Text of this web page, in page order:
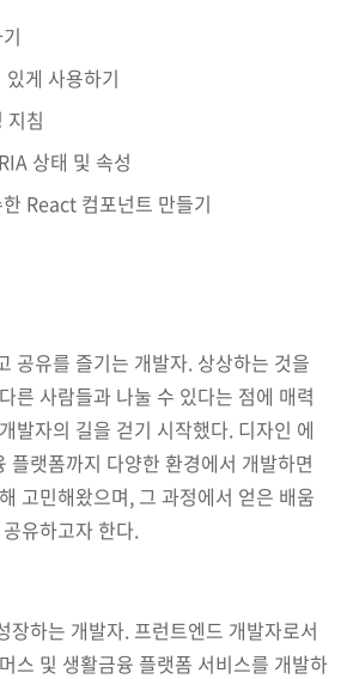
게 사용하기
지침
상태 및 속성
React 컴포넌트 만들기
공유를 즐기는 개발자. 상상하는 것을
른 사람들과 나눌 수 있다는 점에 매력
발자의 길을 걷기 시작했다. 디자인 에
플랫폼까지 다양한 환경에서 개발하면
고민해왔으며, 그 과정에서 얻은 배움
유하고자 한다.
장하는 개발자. 프런트엔드 개발자로서
스 및 생활금융 플랫폼 서비스를 개발하